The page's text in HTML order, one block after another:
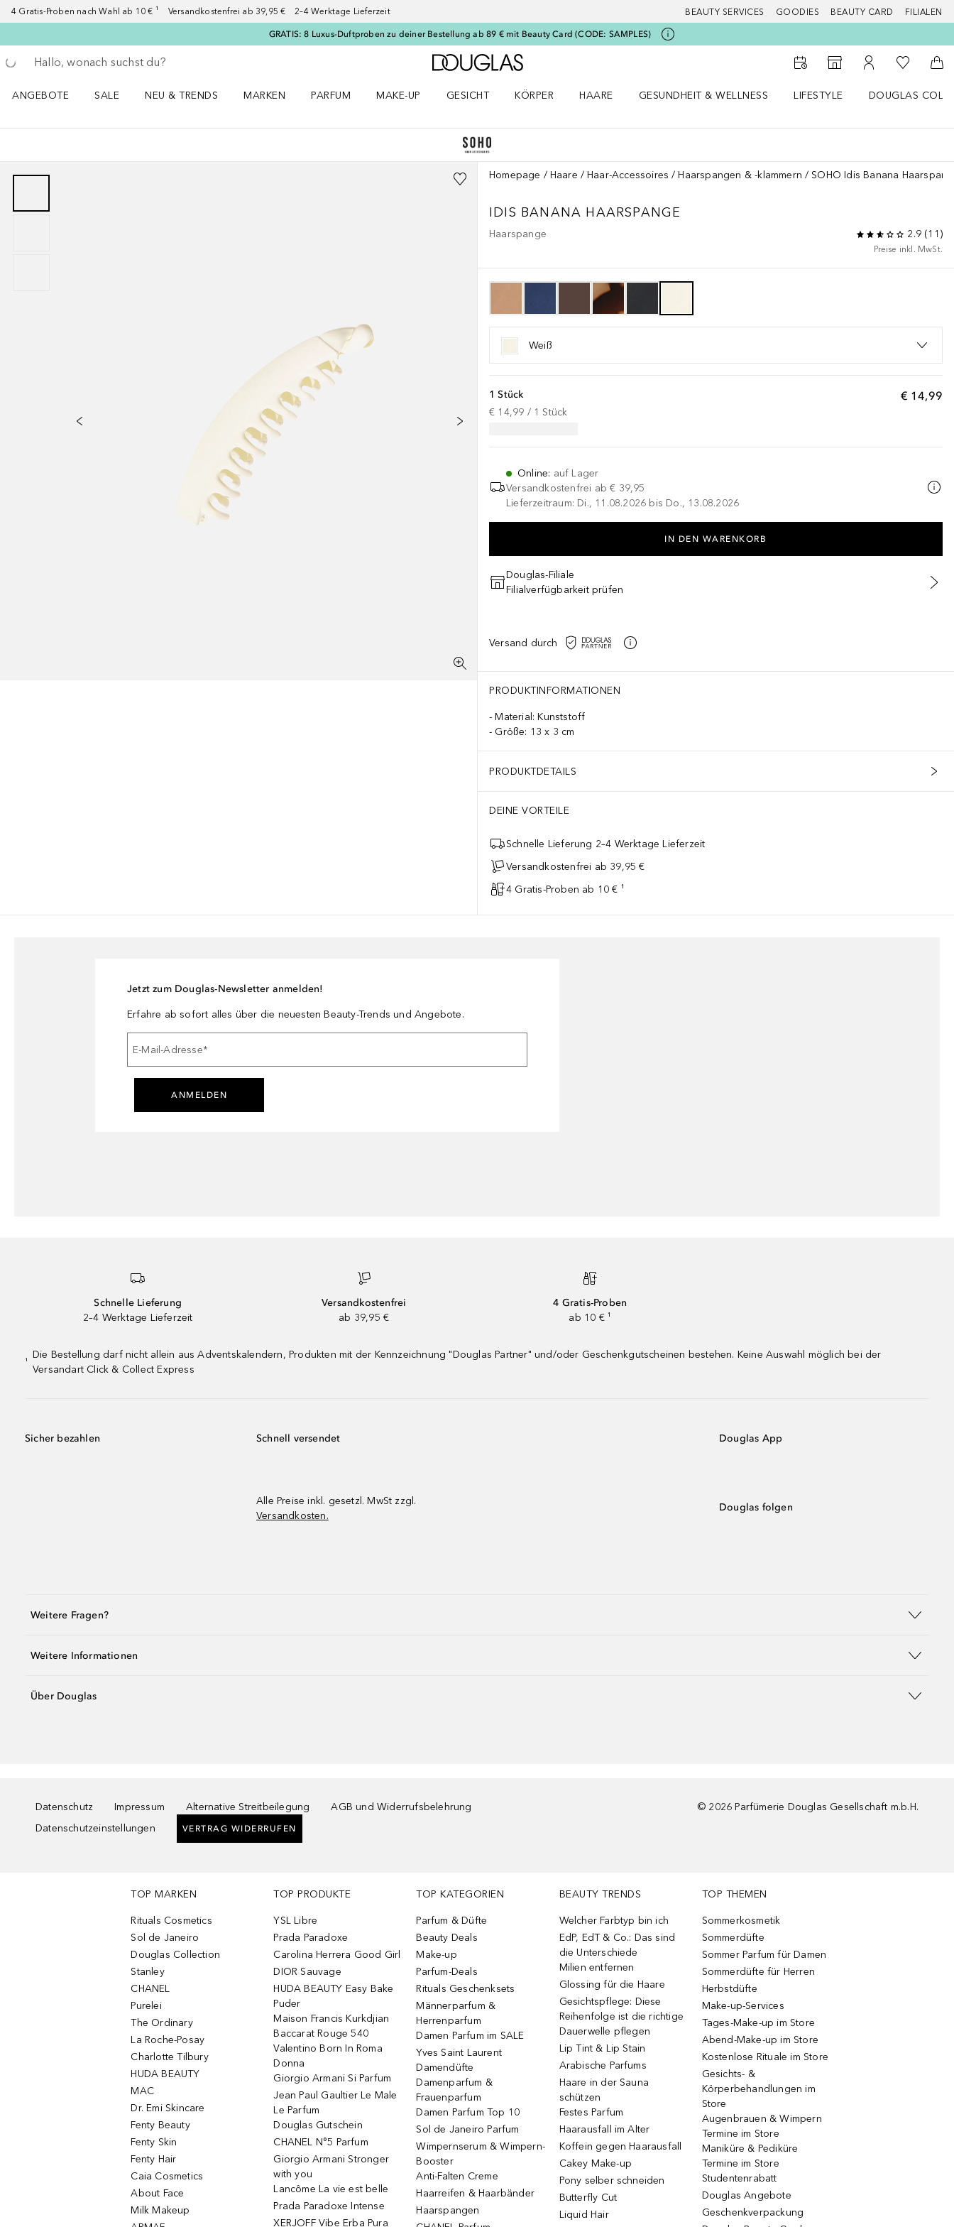
4 Gratis-Proben nach Wahl ab 10 € ¹ Versandkostenfrei ab 39,95 € 2–4 Werktage Lieferzeit BEAUTY SERVICES GOODIES BEAUTY CARD FILIALEN
GRATIS: 8 Luxus-Duftproben zu deiner Bestellung ab 89 € mit Beauty Card (CODE: SAMPLES)
Gehe zurück
Suche ausführen
Zur Douglas Startseite
Zum Storefinder
Zu Meinem
Zu Meiner
ANGEBOTE
SALE
NEU & TRENDS
MARKEN
PARFUM
MAKE-UP
GESICHT
KÖRPER
HAARE
GESUNDHEIT & WELLNESS
LIFESTYLE
DOUGLAS
Homepage Haare Haar-Accessoires Haarspangen & -klammern SOHO Idis Banana
IDIS BANANA HAARSPANGE
Haarspange 2.9(11 )
Preise inkl. MwSt.
Weiß
€ 14,99
1 Stück
€ 14,99 / 1 Stück
Online: auf Lager
Versandkostenfrei ab € 39,95
Lieferzeitraum: Di., 11.08.2026 bis Do., 13.08.2026
IN DEN WARENKORB
Douglas-Filiale
Filialverfügbarkeit prüfen
Versand durch
PRODUKTINFORMATIONEN
Material: Kunststoff
Größe: 13 x 3 cm
PRODUKTDETAILS
DEINE VORTEILE
Schnelle Lieferung 2–4 Werktage Lieferzeit
Versandkostenfrei ab 39,95 €
4 Gratis-Proben ab 10 € ¹
Jetzt zum Douglas-Newsletter anmelden!
Erfahre ab sofort alles über die neuesten Beauty-Trends und Angebote.
E-Mail-Adresse*
ANMELDEN
Schnelle Lieferung
2–4 Werktage Lieferzeit
Versandkostenfrei
ab 39,95 €
4 Gratis-Proben
ab 10 € ¹
¹
Die Bestellung darf nicht allein aus Adventskalendern, Produkten mit der Kennzeichnung "Douglas Partner" und/oder Geschenkgutscheinen bestehen. Keine Auswahl möglich bei der
Versandart Click & Collect Express
Sicher bezahlen Schnell versendet
Alle Preise inkl. gesetzl. MwSt zzgl.
Versandkosten.
Douglas App
Douglas folgen
Weitere Fragen?
Weitere Informationen
Über Douglas
Datenschutz Impressum Alternative Streitbeilegung
AGB und Widerrufsbelehrung
Datenschutzeinstellungen
VERTRAG WIDERRUFEN
© 2026 Parfümerie Douglas Gesellschaft m.b.H.
TOP MARKEN
Rituals Cosmetics
Sol de Janeiro
Douglas Collection
Stanley
CHANEL
Purelei
The Ordinary
La Roche-Posay
Charlotte Tilbury
HUDA BEAUTY
MAC
Dr. Emi Skincare
Fenty Beauty
Fenty Skin
Fenty Hair
Caia Cosmetics
About Face
Milk Makeup
TOP PRODUKTE
YSL Libre
Prada Paradoxe
Carolina Herrera Good Girl
DIOR Sauvage
HUDA BEAUTY Easy Bake
Puder
Maison Francis Kurkdjian
Baccarat Rouge 540
Valentino Born In Roma
Donna
Giorgio Armani Si Parfum
Jean Paul Gaultier Le Male
Le Parfum
Douglas Gutschein
CHANEL N°5 Parfum
Giorgio Armani Stronger
with you
Lancôme La vie est belle
Prada Paradoxe Intense
XERJOFF Vibe Erba Pura
TOP KATEGORIEN
Parfum & Düfte
Beauty Deals
Make-up
Parfum-Deals
Rituals Geschenksets
Männerparfum &
Herrenparfum
Damen Parfum im SALE
Yves Saint Laurent
Damendüfte
Damenparfum &
Frauenparfum
Damen Parfum Top 10
Sol de Janeiro Parfum
Wimpernserum & Wimpern-
Booster
Anti-Falten Creme
Haarreifen & Haarbänder
Haarspangen
BEAUTY TRENDS
Welcher Farbtyp bin ich
EdP, EdT & Co.: Das sind
die Unterschiede
Milien entfernen
Glossing für die Haare
Gesichtspflege: Diese
Reihenfolge ist die richtige
Dauerwelle pflegen
Lip Tint & Lip Stain
Arabische Parfums
Haare in der Sauna
schützen
Festes Parfum
Haarausfall im Alter
Koffein gegen Haarausfall
Cakey Make-up
Pony selber schneiden
Butterfly Cut
Liquid Hair
TOP THEMEN
Sommerkosmetik
Sommerdüfte
Sommer Parfum für Damen
Sommerdüfte für Herren
Herbstdüfte
Make-up-Services
Tages-Make-up im Store
Abend-Make-up im Store
Kostenlose Rituale im Store
Gesichts- &
Körperbehandlungen im
Store
Augenbrauen & Wimpern
Termine im Store
Maniküre & Pediküre
Termine im Store
Studentenrabatt
Douglas Angebote
Geschenkverpackung